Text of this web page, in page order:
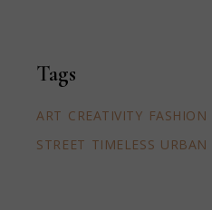
Tags
ART CREATIVITY FASHION
STREET TIMELESS URBAN